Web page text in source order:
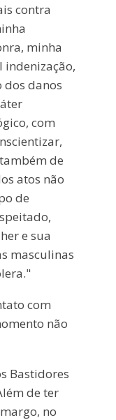
contra
minha
indenização,
dos danos
com
de
atos não
de
e sua
masculinas
com
não
Bastidores
de ter
no